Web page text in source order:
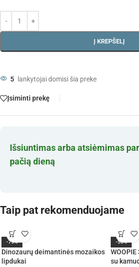
Į KREPŠELĮ
5 lankytojai domisi šia preke
Įsiminti prekę
Išsiuntimas arba atsiėmimas
pačią dieną
Taip pat rekomenduojame
-75%
Dinozaurų deimantinės mozaikos
lipdukai
-50%
su